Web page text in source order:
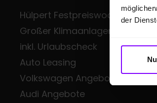
der
Hülpert Festpreiswochen -
Großer Klimaanlagen-Service
inkl. Urlaubscheck
Auto Leasing
Volkswagen Angebote
Audi Angebote